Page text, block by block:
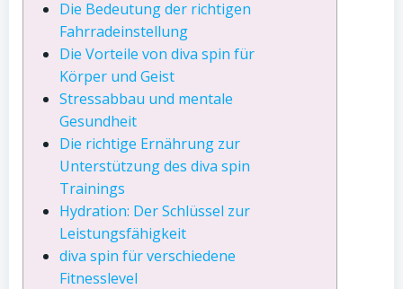
Die Bedeutung der richtigen
Fahrradeinstellung
Die Vorteile von diva spin für
Körper und Geist
Stressabbau und mentale
Gesundheit
Die richtige Ernährung zur
Unterstützung des diva spin
Trainings
Hydration: Der Schlüssel zur
Leistungsfähigkeit
diva spin für verschiedene
Fitnesslevel